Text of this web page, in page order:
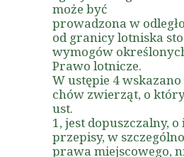
może być
prowadzona w
od granicy lotniska
wymogów
Prawo lotnicze.
W ustępie 4
chów zwierząt, o
ust.
1, jest dopuszczalny,
przepisy, w
prawa miejscowego,